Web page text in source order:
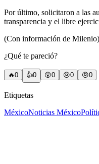
Por último, solicitaron a las
transparencia y el libre
(Con información de
¿Qué te pareció?
🔥0 👍0 😲0 😢0 😠0
Etiquetas
MéxicoNoticias México